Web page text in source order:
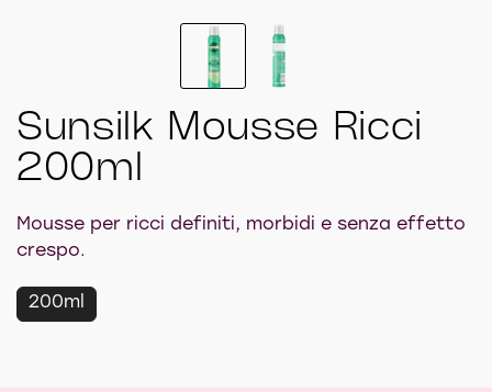
Sunsilk Mousse Ricci
200ml
Mousse per ricci definiti, morbidi e senza effetto
crespo.
200ml